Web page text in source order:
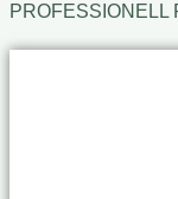
PROFESSIONELL